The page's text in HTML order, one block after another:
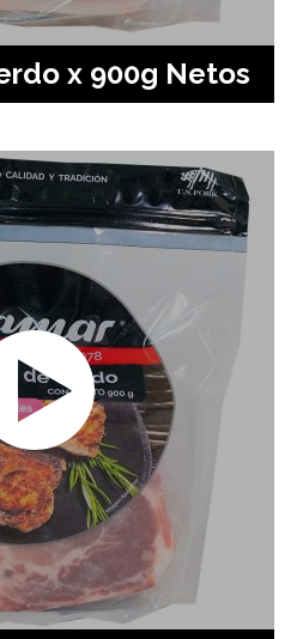
x 900g Netos